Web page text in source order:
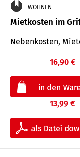
WOHNEN
Mietkosten im
Nebenkosten,
16,90 €
13,99 €